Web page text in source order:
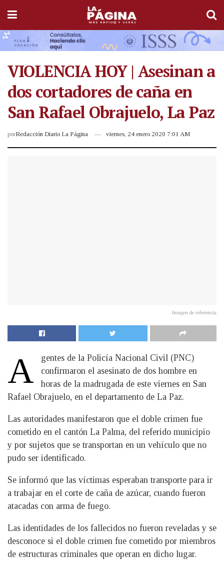
VIOLENCIA HOY | Asesinan a
dos cortadores de caña en
San Rafael Obrajuelo, La Paz
porRedacción Diario La Página viernes, 24 enero 2020 7:01 AM
Imagen de referencia
A
gentes de la Policía Nacional Civil (PNC)
confirmaron el asesinato de dos hombre en
horas de la madrugada de este viernes en San
Rafael Obrajuelo, en el departamento de La Paz.
Las autoridades manifestaron que el doble crimen fue
cometido en el cantón La Palma, del referido municipio
y por sujetos que se transportan en un vehículo que no
pudo ser identificado.
Se informó que las víctimas esperaban transporte para ir
a trabajar en el corte de caña de azúcar, cuando fueron
atacadas con arma de fuego.
Las identidades de los fallecidos no fueron reveladas y se
desconoce si el doble crimen fue cometido por miembros
de estructuras criminales que operan en dicho lugar.